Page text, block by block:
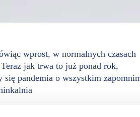
wprost, w normalnych czasach
jak trwa to już ponad rok,
się pandemia o wszystkim